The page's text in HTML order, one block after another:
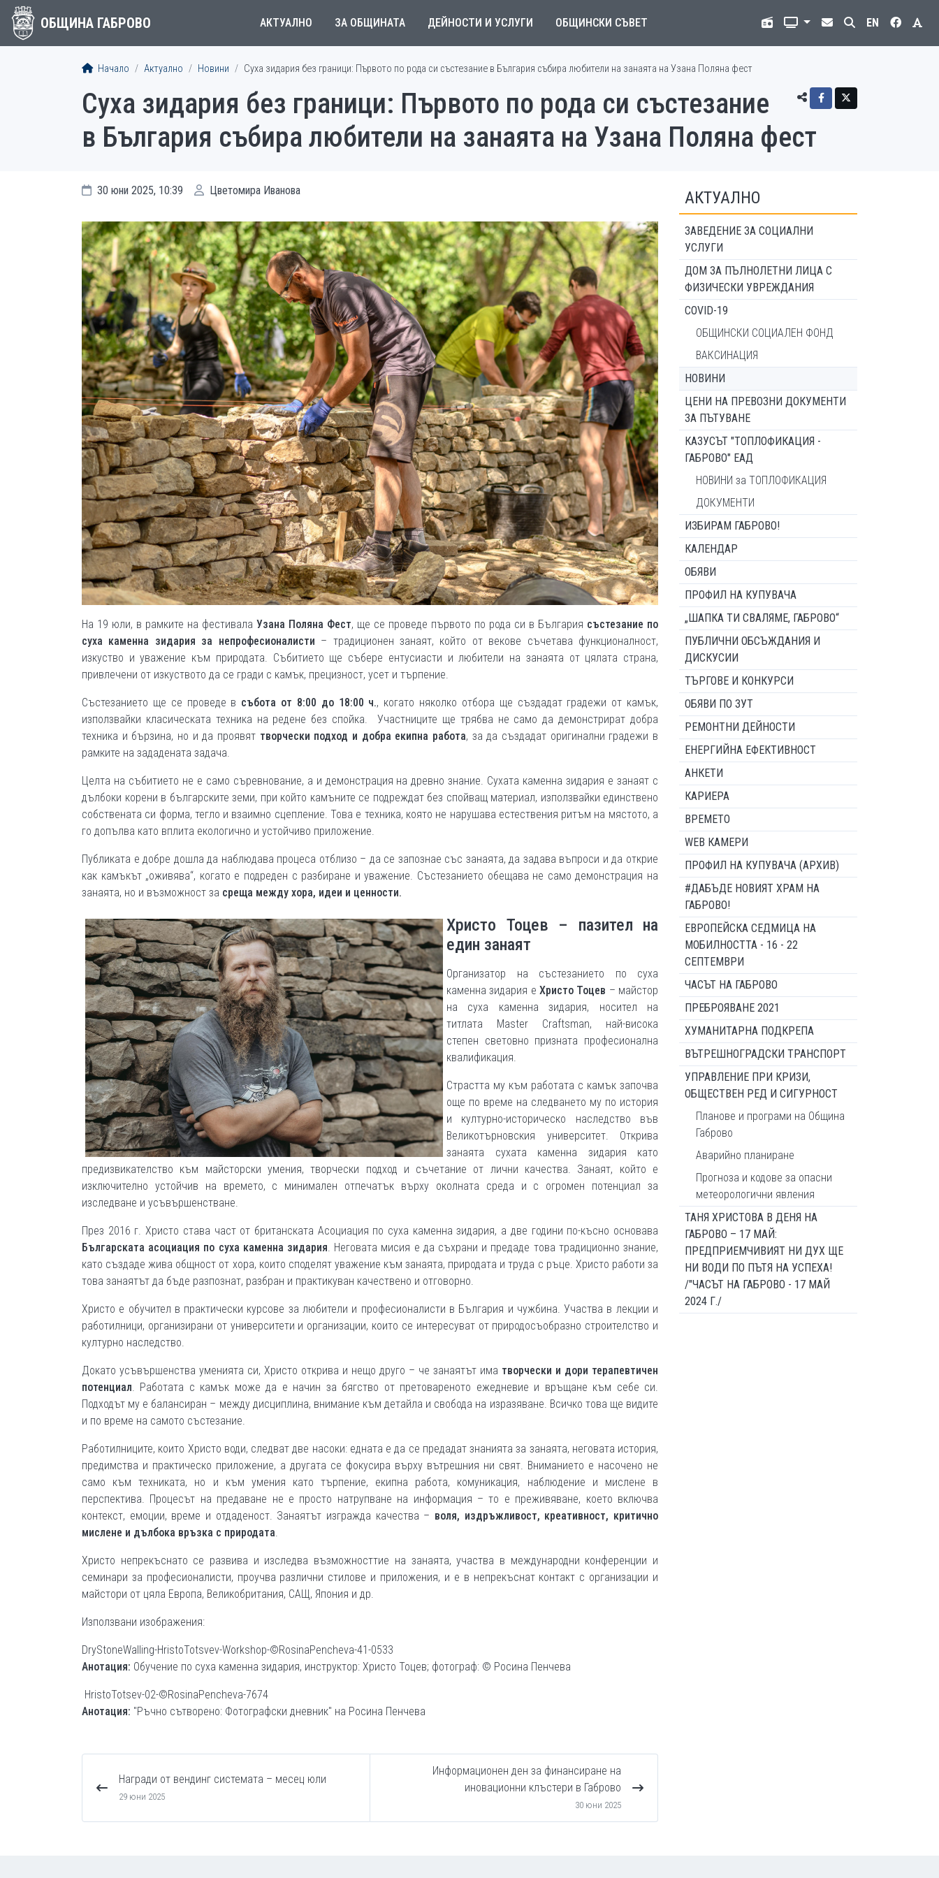
ОБЩИНА ГАБРОВО АКТУАЛНО ЗА ОБЩИНАТА ДЕЙНОСТИ И УСЛУГИ ОБЩИНСКИ СЪВЕТ EN
Начало Актуално Новини Суха зидария без граници: Първото по рода си състезание в България събира любители на занаята на Узана Поляна фест
Суха зидария без граници: Първото по рода си състезание
в България събира любители на занаята на Узана Поляна фест
30 юни 2025, 10:39 Цветомира Иванова
На 19 юли, в рамките на фестивала Узана Поляна Фест, ще се проведе първото по рода си в България състезание по
суха каменна зидария за непрофесионалисти – традиционен занаят, който от векове съчетава функционалност,
изкуство и уважение към природата. Събитието ще събере ентусиасти и любители на занаята от цялата страна,
привлечени от изкуството да се гради с камък, прецизност, усет и търпение.
Състезанието ще се проведе в събота от 8:00 до 18:00 ч., когато няколко отбора ще създадат градежи от камък,
използвайки класическата техника на редене без спойка. Участниците ще трябва не само да демонстрират добра
техника и бързина, но и да проявят творчески подход и добра екипна работа, за да създадат оригинални градежи в
рамките на зададената задача.
Целта на събитието не е само съревнование, а и демонстрация на древно знание. Сухата каменна зидария е занаят с
дълбоки корени в българските земи, при който камъните се подреждат без спойващ материал, използвайки единствено
собствената си форма, тегло и взаимно сцепление. Това е техника, която не нарушава естествения ритъм на мястото, а
го допълва като вплита екологично и устойчиво приложение.
Публиката е добре дошла да наблюдава процеса отблизо – да се запознае със занаята, да задава въпроси и да открие
как камъкът „оживява“, когато е подреден с разбиране и уважение. Състезанието обещава не само демонстрация на
занаята, но и възможност за среща между хора, идеи и ценности.
Христо Тоцев – пазител на
един занаят
Организатор на състезанието по суха
каменна зидария е Христо Тоцев – майстор
на суха каменна зидария, носител на
титлата Master Craftsman, най-висока
степен световно призната професионална
квалификация.
Страстта му към работата с камък започва
още по време на следването му по история
и културно-историческо наследство във
Великотърновския университет. Открива
занаята сухата каменна зидария като
предизвикателство към майсторски умения, творчески подход и съчетание от лични качества. Занаят, който е
изключително устойчив на времето, с минимален отпечатък върху околната среда и с огромен потенциал за
изследване и усъвършенстване.
През 2016 г. Христо става част от британската Асоциация по суха каменна зидария, а две години по-късно основава
Българската асоциация по суха каменна зидария. Неговата мисия е да съхрани и предаде това традиционно знание,
като създаде жива общност от хора, които споделят уважение към занаята, природата и труда с ръце. Христо работи за
това занаятът да бъде разпознат, разбран и практикуван качествено и отговорно.
Христо е обучител в практически курсове за любители и професионалисти в България и чужбина. Участва в лекции и
работилници, организирани от университети и организации, които се интересуват от природосъобразно строителство и
културно наследство.
Докато усъвършенства уменията си, Христо открива и нещо друго – че занаятът има творчески и дори терапевтичен
потенциал. Работата с камък може да е начин за бягство от претовареното ежедневие и връщане към себе си.
Подходът му е балансиран – между дисциплина, внимание към детайла и свобода на изразяване. Всичко това ще видите
и по време на самото състезание.
Работилниците, които Христо води, следват две насоки: едната е да се предадат знанията за занаята, неговата история,
предимства и практическо приложение, а другата се фокусира върху вътрешния ни свят. Вниманието е насочено не
само към техниката, но и към умения като търпение, екипна работа, комуникация, наблюдение и мислене в
перспектива. Процесът на предаване не е просто натрупване на информация – то е преживяване, което включва
контекст, емоции, време и отдаденост. Занаятът изгражда качества – воля, издръжливост, креативност, критично
мислене и дълбока връзка с природата.
Христо непрекъснато се развива и изследва възможносттие на занаята, участва в международни конференции и
семинари за професионалисти, проучва различни стилове и приложения, и е в непрекъснат контакт с организации и
майстори от цяла Европа, Великобритания, САЩ, Япония и др.
Използвани изображения:
DryStoneWalling-HristoTotsvev-Workshop-©RosinaPencheva-41-0533
Анотация: Обучение по суха каменна зидария, инструктор: Христо Тоцев; фотограф: © Росина Пенчева
HristoTotsev-02-©RosinaPencheva-7674
Анотация: "Ръчно сътворено: Фотографски дневник" на Росина Пенчева
Награди от вендинг системата – месец юли
29 юни 2025
Информационен ден за финансиране на
иновационни клъстери в Габрово
30 юни 2025
АКТУАЛНО
ЗАВЕДЕНИЕ ЗА СОЦИАЛНИ
УСЛУГИ
ДОМ ЗА ПЪЛНОЛЕТНИ ЛИЦА С
ФИЗИЧЕСКИ УВРЕЖДАНИЯ
COVID-19
ОБЩИНСКИ СОЦИАЛЕН ФОНД
ВАКСИНАЦИЯ
НОВИНИ
ЦЕНИ НА ПРЕВОЗНИ ДОКУМЕНТИ
ЗА ПЪТУВАНЕ
КАЗУСЪТ "ТОПЛОФИКАЦИЯ -
ГАБРОВО" ЕАД
НОВИНИ за ТОПЛОФИКАЦИЯ
ДОКУМЕНТИ
ИЗБИРАМ ГАБРОВО!
КАЛЕНДАР
ОБЯВИ
ПРОФИЛ НА КУПУВАЧА
„ШАПКА ТИ СВАЛЯМЕ, ГАБРОВО“
ПУБЛИЧНИ ОБСЪЖДАНИЯ И
ДИСКУСИИ
ТЪРГОВЕ И КОНКУРСИ
ОБЯВИ ПО ЗУТ
РЕМОНТНИ ДЕЙНОСТИ
ЕНЕРГИЙНА ЕФЕКТИВНОСТ
АНКЕТИ
КАРИЕРА
ВРЕМЕТО
WEB КАМЕРИ
ПРОФИЛ НА КУПУВАЧА (АРХИВ)
#ДАБЪДЕ НОВИЯТ ХРАМ НА
ГАБРОВО!
ЕВРОПЕЙСКА СЕДМИЦА НА
МОБИЛНОСТТА - 16 - 22
СЕПТЕМВРИ
ЧАСЪТ НА ГАБРОВО
ПРЕБРОЯВАНЕ 2021
ХУМАНИТАРНА ПОДКРЕПА
ВЪТРЕШНОГРАДСКИ ТРАНСПОРТ
УПРАВЛЕНИЕ ПРИ КРИЗИ,
ОБЩЕСТВЕН РЕД И СИГУРНОСТ
Планове и програми на Община
Габрово
Аварийно планиране
Прогноза и кодове за опасни
метеорологични явления
ТАНЯ ХРИСТОВА В ДЕНЯ НА
ГАБРОВО – 17 МАЙ:
ПРЕДПРИЕМЧИВИЯТ НИ ДУХ ЩЕ
НИ ВОДИ ПО ПЪТЯ НА УСПЕХА!
/"ЧАСЪТ НА ГАБРОВО - 17 МАЙ
2024 Г./